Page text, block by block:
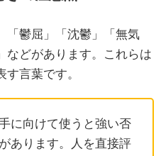
「鬱屈」「沈鬱」「無気
などがあります。これらは
言葉です。
に向けて使うと強い否
あります。人を直接評